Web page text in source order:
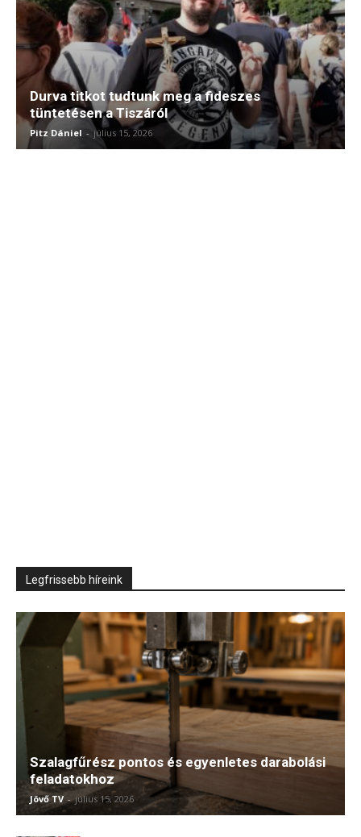
Durva titkot tudtunk meg a fideszes
tüntetésen a Tiszáról
Pitz Dániel - július 15, 2026
Legfrissebb híreink
Szalagfűrész pontos és egyenletes darabolási
feladatokhoz
Jövő TV - július 15, 2026